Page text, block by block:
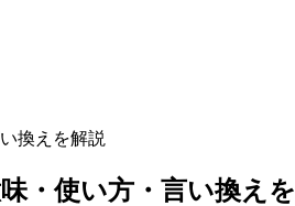
換えを解説
・使い方・言い換え